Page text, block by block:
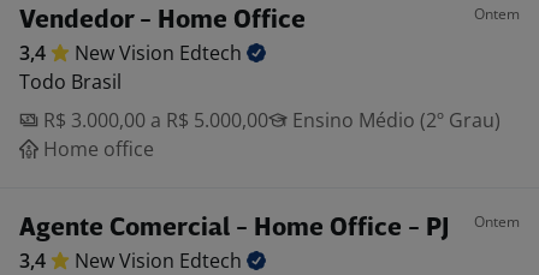
Vendedor - Home Office Ontem
3,4 New Vision Edtech
Todo Brasil
R$ 3.000,00 a R$ 5.000,00
Ensino Médio (2º Grau)
Home office
Agente Comercial - Home Office - PJ Ontem
3,4 New Vision Edtech